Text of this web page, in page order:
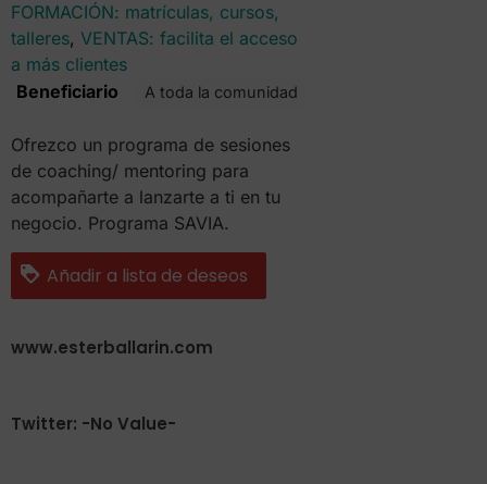
FORMACIÓN: matrículas, cursos,
talleres, VENTAS: facilita el acceso
a más clientes
Beneficiario
A toda la comunidad
Ofrezco un programa de sesiones
de coaching/ mentoring para
acompañarte a lanzarte a ti en tu
negocio. Programa SAVIA.
Añadir a lista de deseos
www.esterballarin.com
Twitter: -No Value-